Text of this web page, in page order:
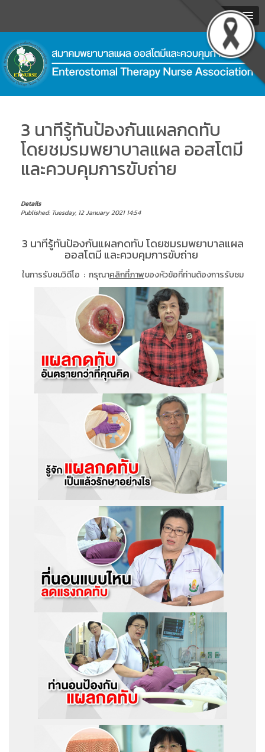
MENU
.
3 นาทีรู้ทันป้องกันแผลกดทับ
โดยชมรมพยาบาลแผล ออสโตมี
และควบคุมการขับถ่าย
Details
Published: Tuesday, 12 January 2021 14:54
3 นาทีรู้ทันป้องกันแผลกดทับ โดยชมรมพยาบาลแผล
ออสโตมี และควบคุมการขับถ่าย
ในการรับชมวิดีโอ : กรุณาคลิกที่ภาพของหัวข้อที่ท่านต้องการรับชม